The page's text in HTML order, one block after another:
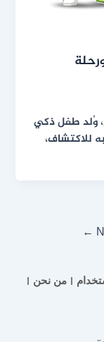
وُلد طفل ذكي
للاكتشاف،
←
من نحن